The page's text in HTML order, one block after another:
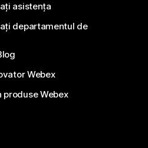
asistența
departamentul de
Webex
produse Webex